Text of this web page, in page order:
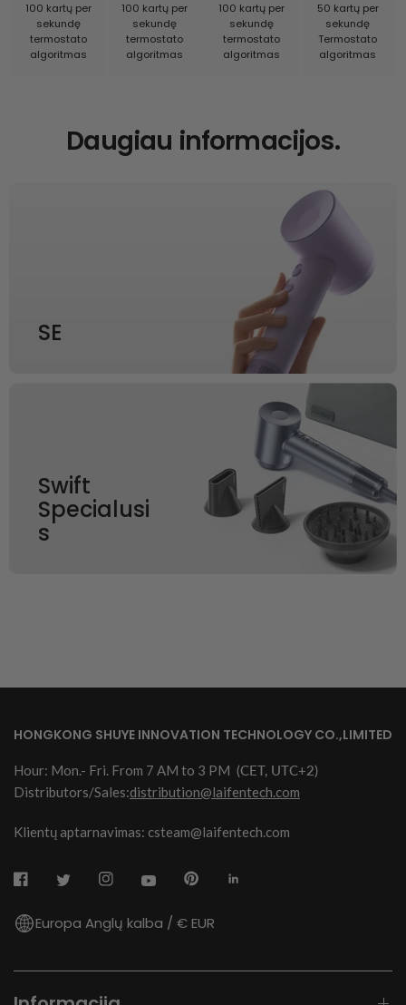
100 kartų per
sekundę
termostato
algoritmas
100 kartų per
sekundę
termostato
algoritmas
100 kartų per
sekundę
termostato
algoritmas
50 kartų per
sekundę
Termostato
algoritmas
Daugiau informacijos.
SE
Swift
Specialusi
s
HONGKONG SHUYE INNOVATION TECHNOLOGY CO.,LIMITED
Hour: Mon.- Fri. From 7 AM to 3 PM (CET, UTC+2)
Distributors/Sales:distribution@laifentech.com
Klientų aptarnavimas: csteam@laifentech.com
Europa Anglų kalba / € EUR